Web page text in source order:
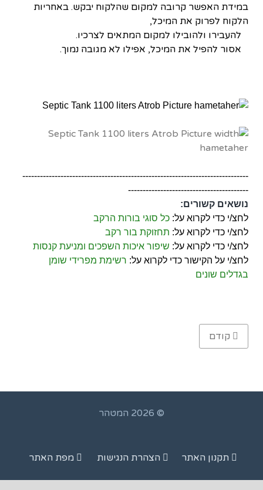
במידת האפשר קרובה למקום שהלקוח יבקש. באחריות
הלקוח לפרוק את המיכל,
להעבירו ולהובילו למקום המתאים לצרכיו.
אסור להפיל את המיכל, אפילו לא מגובה נמוך.
-----------------------------------------------------------------------------
-----------------------------------------
נושאים קשורים:
לחצ/י כדי לקרוא על: כל סוגי בורות הרקב
לחצ/י כדי לקרוא על: תחזוקת בור רקב
לחצ/י כדי לקרוא על: שיפור איכות השפכים ומניעת קנסות
לחצ/י על הקישור כדי לקרוא על: רשימת מפרידי שומן
בגדלים שונים
Previous article: מיכל בור רקב פלסטי בנפח 600 ליטר, תת-קרקעי או מעל הקרקע
קודם
© 2026 המטהר
תקנון האתר הצהרת הנגישות מפת האתר